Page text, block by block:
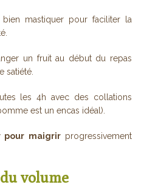
bien mastiquer pour faciliter la
un fruit au début du repas
satiété.
les 4h avec des collations
est un encas idéal).
pour maigrirprogressivement
volume